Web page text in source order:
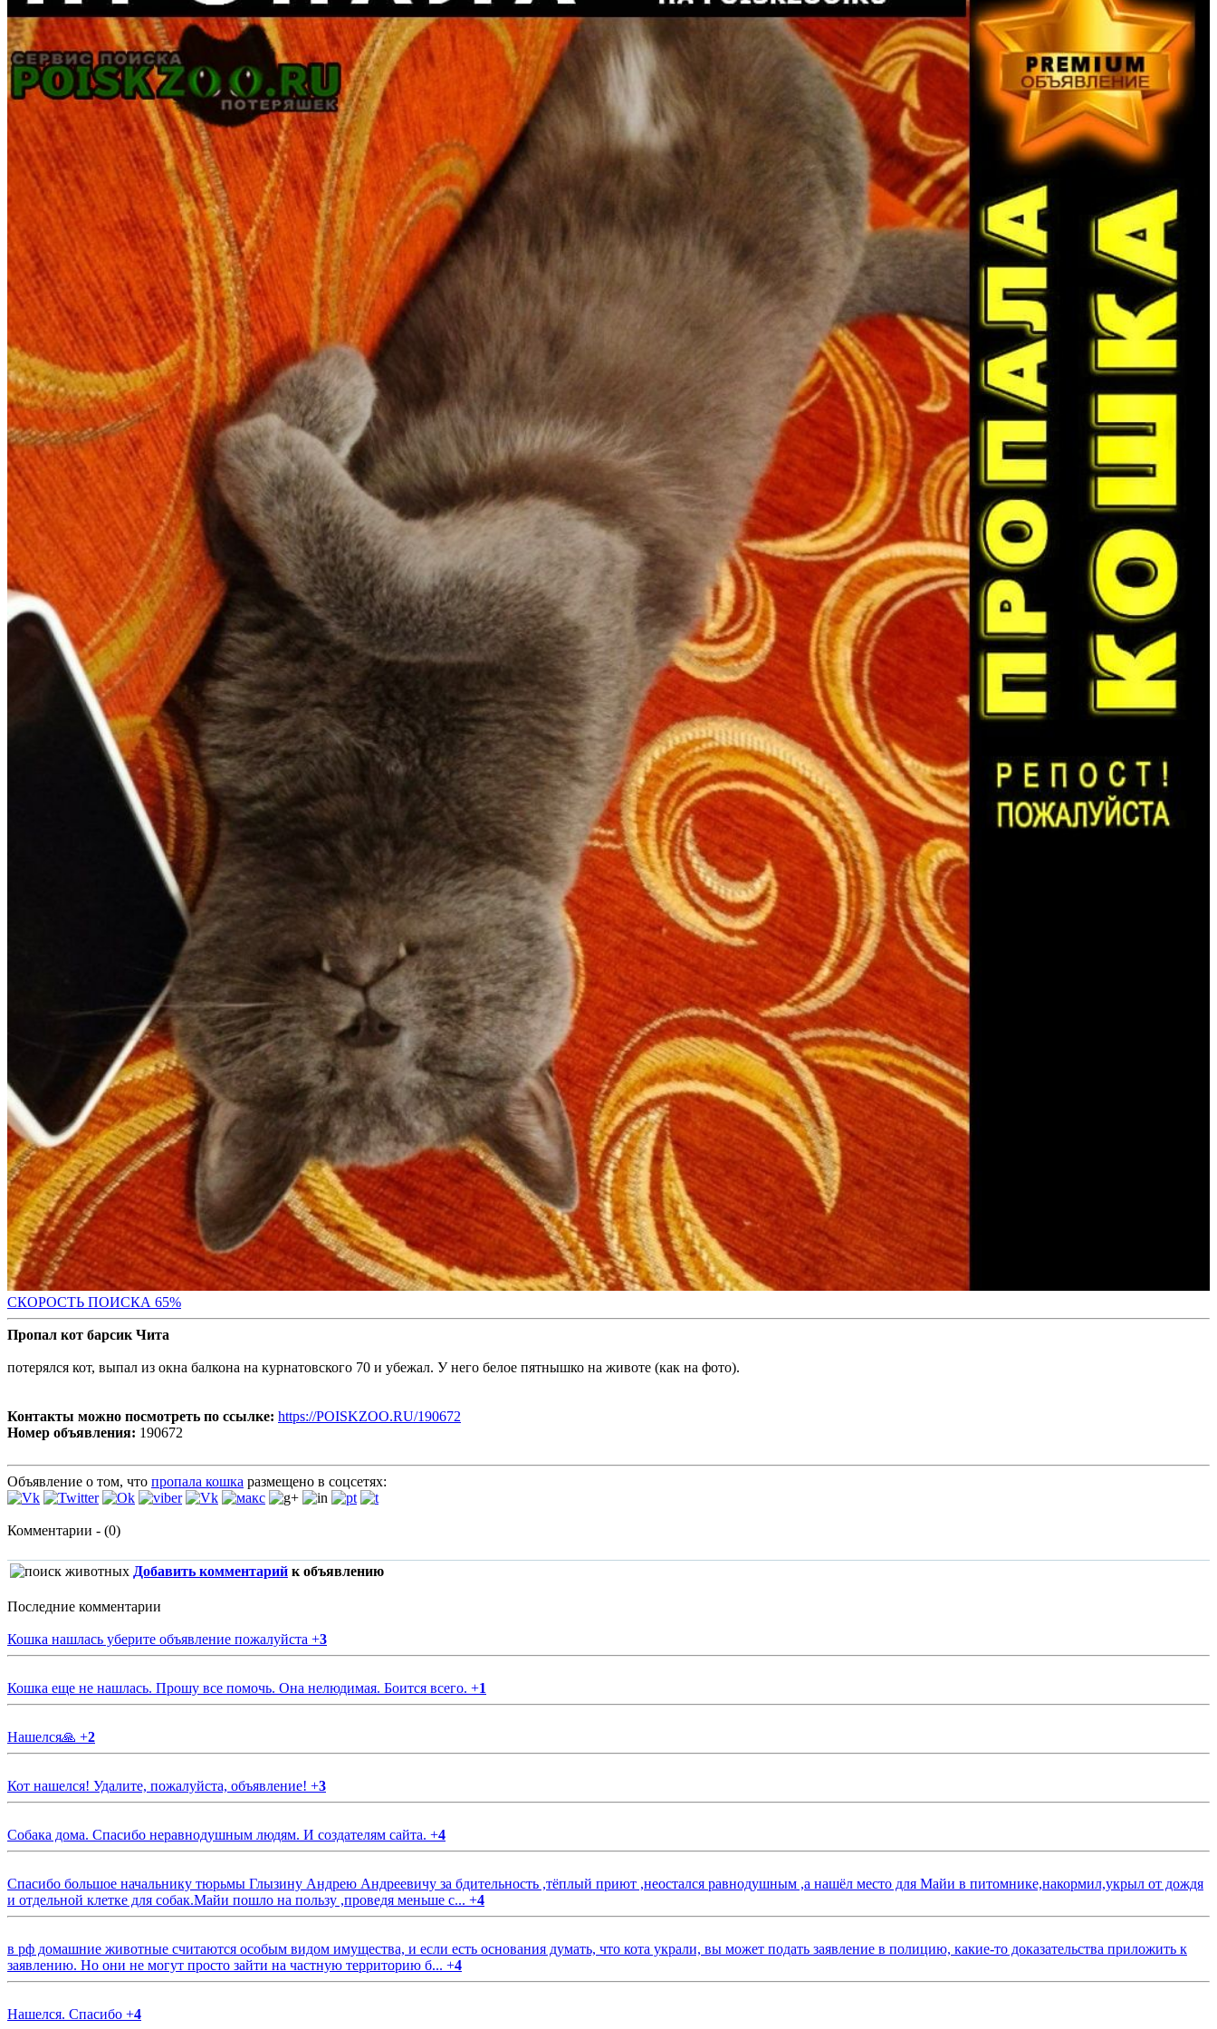
СКОРОСТЬ ПОИСКА 65%
Пропал кот барсик Чита
потерялся кот, выпал из окна балкона на курнатовского 70 и убежал. У него белое пятнышко на животе (как на фото).
Контакты можно посмотреть по ссылке: https://POISKZOO.RU/190672
Номер объявления: 190672
Объявление о том, что пропала кошка размещено в соцсетях:
Комментарии - (0)
Добавить комментарий к объявлению
Последние комментарии
Кошка нашлась уберите объявление пожалуйста +3
Кошка еще не нашлась. Прошу все помочь. Она нелюдимая. Боится всего. +1
Нашелся🙏 +2
Кот нашелся! Удалите, пожалуйста, объявление! +3
Собака дома. Спасибо неравнодушным людям. И создателям сайта. +4
Спасибо большое начальнику тюрьмы Глызину Андрею Андреевичу за бдительность ,тёплый приют ,неостался равнодушным ,а нашёл место для Майи в питомнике,накормил,укрыл от дождя
и отдельной клетке для собак.Майи пошло на пользу ,проведя меньше с... +4
в рф домашние животные считаются особым видом имущества, и если есть основания думать, что кота украли, вы может подать заявление в полицию, какие-то доказательства приложить к
заявлению. Но они не могут просто зайти на частную территорию б... +4
Нашелся. Спасибо +4